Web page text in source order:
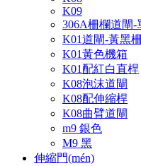
K09
306A柵欄道閘-
K01道閘-黃黑
K01黃色機箱
K01配紅白直桿
K08泡沫道閘
K08配伸縮桿
K08曲臂道閘
m9 銀色
M9 黑
伸縮門(mén)